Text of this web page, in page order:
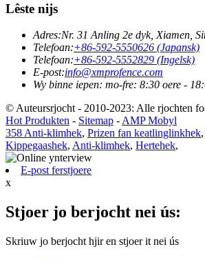
Lêste nijs
Adres:Nr. 31 Anling 2e dyk, Xiamen,
Telefoan:+86-592-5550626 (Japansk)
Telefoan:+86-592-5552829 (Ingelsk)
E-post:info@xmprofence.com
Wy binne iepen: mo-fre: 8:30 oere -
© Auteursrjocht - 2010-2023: Alle rjochten
Hot Produkten - Sitemap -AMP Mobyl
358 Anti-klimhek, Prizen fan keatlinglinkhek,
Kippegaashek, Anti-klimhek, Hertehek,
E-post ferstjoere
x
Stjoer jo berjocht nei ús:
Skriuw jo berjocht hjir en stjoer it nei ús